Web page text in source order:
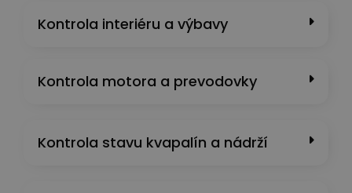
Kontrola interiéru a výbavy
Kontrola motora a prevodovky
Kontrola stavu kvapalín a nádrží